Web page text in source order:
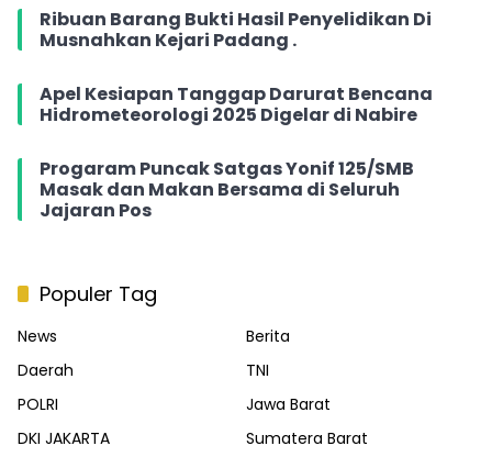
Ribuan Barang Bukti Hasil Penyelidikan Di
Musnahkan Kejari Padang .
Apel Kesiapan Tanggap Darurat Bencana
Hidrometeorologi 2025 Digelar di Nabire
Progaram Puncak Satgas Yonif 125/SMB
Masak dan Makan Bersama di Seluruh
Jajaran Pos
Populer Tag
News
Berita
Daerah
TNI
POLRI
Jawa Barat
DKI JAKARTA
Sumatera Barat